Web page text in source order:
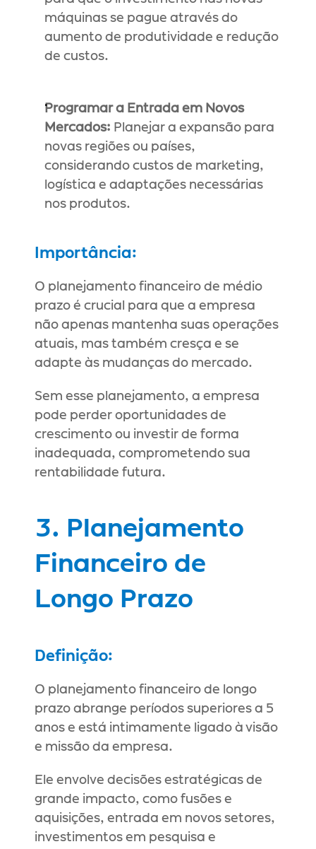
máquinas se pague através do
aumento de produtividade e redução
de custos.
Programar a Entrada em Novos
Mercados: Planejar a expansão para
novas regiões ou países,
considerando custos de marketing,
logística e adaptações necessárias
nos produtos.
Importância:
O planejamento financeiro de médio
prazo é crucial para que a empresa
não apenas mantenha suas operações
atuais, mas também cresça e se
adapte às mudanças do mercado.
Sem esse planejamento, a empresa
pode perder oportunidades de
crescimento ou investir de forma
inadequada, comprometendo sua
rentabilidade futura.
3. Planejamento
Financeiro de
Longo Prazo
Definição:
O planejamento financeiro de longo
prazo abrange períodos superiores a 5
anos e está intimamente ligado à visão
e missão da empresa.
Ele envolve decisões estratégicas de
grande impacto, como fusões e
aquisições, entrada em novos setores,
investimentos em pesquisa e